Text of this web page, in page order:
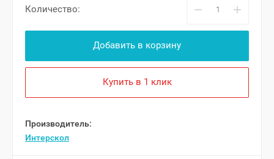
Количество: − +
Добавить в корзину
Купить в 1 клик
Производитель:
Интерскол